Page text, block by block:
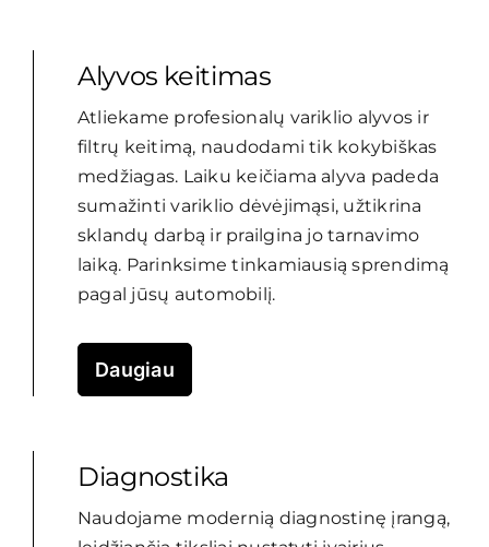
Alyvos keitimas
Atliekame profesionalų variklio alyvos ir
filtrų keitimą, naudodami tik kokybiškas
medžiagas. Laiku keičiama alyva padeda
sumažinti variklio dėvėjimąsi, užtikrina
sklandų darbą ir prailgina jo tarnavimo
laiką. Parinksime tinkamiausią sprendimą
pagal jūsų automobilį.
Daugiau
Diagnostika
Naudojame modernią diagnostinę įrangą,